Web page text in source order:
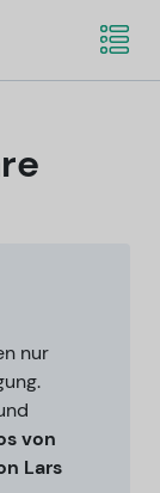
nur
von
Lars